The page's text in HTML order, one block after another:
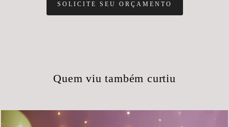
SOLICITE SEU ORÇAMENTO
Quem viu também curtiu